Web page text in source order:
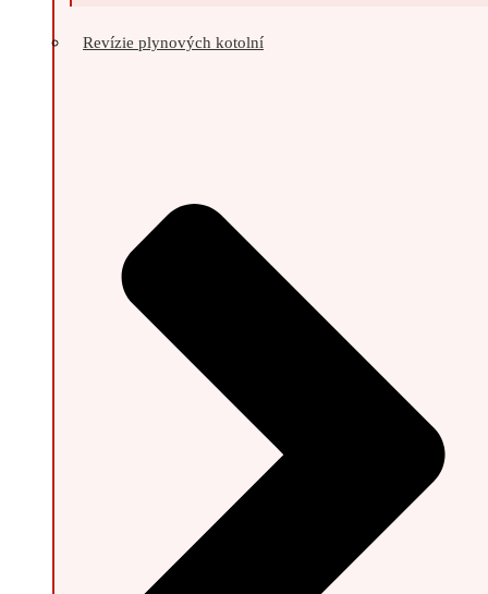
Revízie plynových kotolní